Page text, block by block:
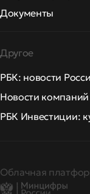
Документы
Другое
РБК: новости
Новости
РБК Инвестиции:
Облачная